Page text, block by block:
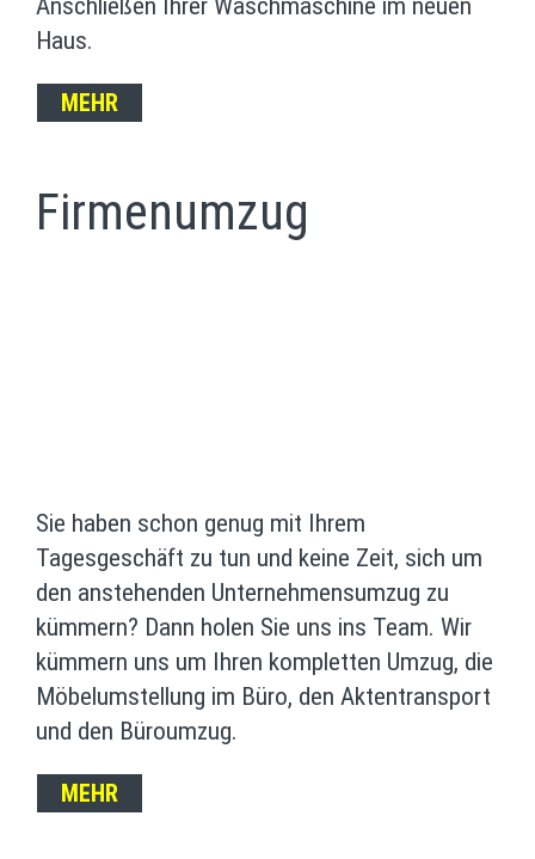
Haus.
MEHR
Firmenumzug
Sie haben schon genug mit Ihrem
Tagesgeschäft zu tun und keine Zeit, sich um
den anstehenden Unternehmensumzug zu
kümmern? Dann holen Sie uns ins Team. Wir
kümmern uns um Ihren kompletten Umzug, die
Möbelumstellung im Büro, den Aktentransport
und den Büroumzug.
MEHR